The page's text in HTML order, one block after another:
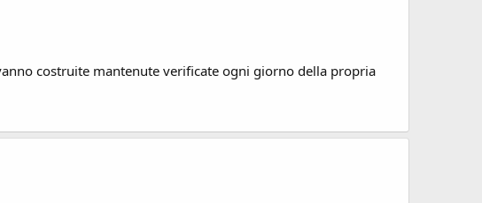
costruite mantenute verificate ogni giorno della propria